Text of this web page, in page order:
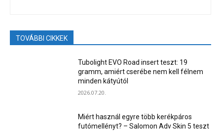
TOVÁBBI CIKKEK
Tubolight EVO Road insert teszt: 19
gramm, amiért cserébe nem kell félnem
minden kátyútól
2026.07.20.
Miért használ egyre több kerékpáros
futómellényt? – Salomon Adv Skin 5 teszt